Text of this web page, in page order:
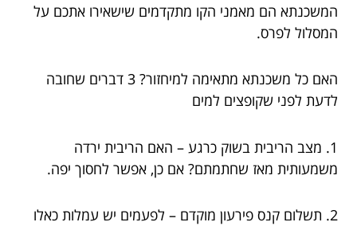
המשכנתא הם מאמני הקו מתקדמים שישאירו אתכם על
המסלול לפרס.
האם כל משכנתא מתאימה למיחזור? 3 דברים שחובה
לדעת לפני שקופצים למים
1. מצב הריבית בשוק כרגע – האם הריבית ירדה
משמעותית מאז שחתמתם? אם כן, אפשר לחסוך יפה.
2. תשלום קנס פירעון מוקדם – לפעמים יש עמלות כאלו